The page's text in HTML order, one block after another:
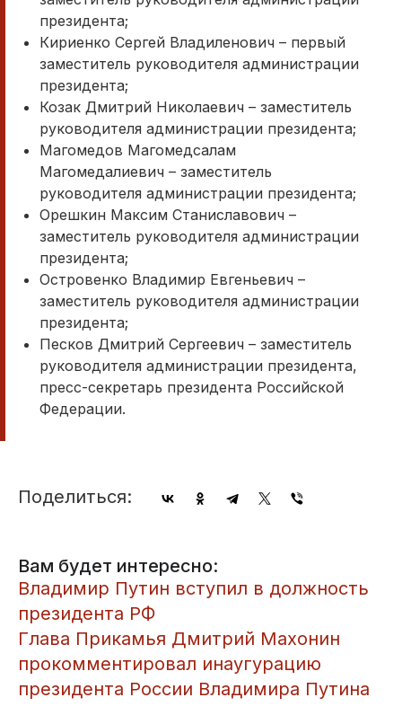
президента;
Кириенко Сергей Владиленович – первый
заместитель руководителя администрации
президента;
Козак Дмитрий Николаевич – заместитель
руководителя администрации президента;
Магомедов Магомедсалам
Магомедалиевич – заместитель
руководителя администрации президента;
Орешкин Максим Станиславович –
заместитель руководителя администрации
президента;
Островенко Владимир Евгеньевич –
заместитель руководителя администрации
президента;
Песков Дмитрий Сергеевич – заместитель
руководителя администрации президента,
пресс-секретарь президента Российской
Федерации.
Поделиться:
Вам будет интересно:
Владимир Путин вступил в должность
президента РФ
Глава Прикамья Дмитрий Махонин
прокомментировал инаугурацию
президента России Владимира Путина